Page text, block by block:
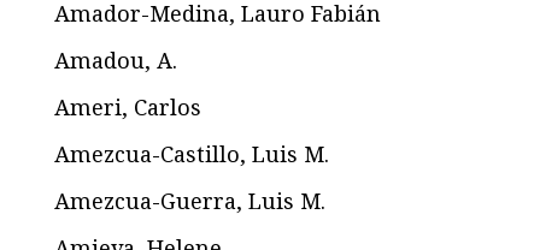
Amador-Medina, Lauro Fabián
Amadou, A.
Ameri, Carlos
Amezcua-Castillo, Luis M.
Amezcua-Guerra, Luis M.